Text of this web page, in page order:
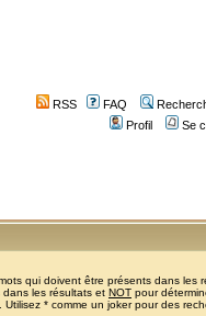
RSS FAQ
Profil
Se
qui doivent être présents dans les
les résultats et NOT pour
* comme un joker pour des